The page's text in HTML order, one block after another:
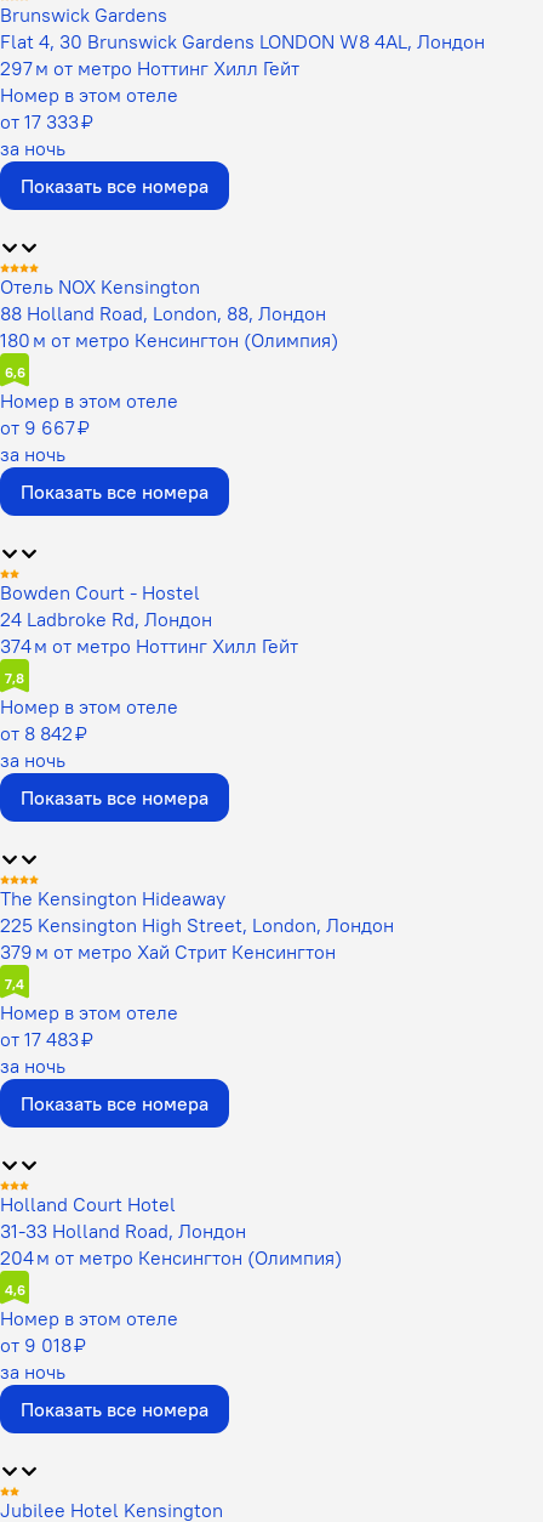
Brunswick Gardens
Flat 4, 30 Brunswick Gardens LONDON W8 4AL, Лондон
297 м от метро Ноттинг Хилл Гейт
Номер в этом отеле
от 17 333 ₽
за ночь
Показать все номера
Отель NOX Kensington
88 Holland Road, London, 88, Лондон
180 м от метро Кенсингтон (Олимпия)
6,6
Номер в этом отеле
от 9 667 ₽
за ночь
Показать все номера
Bowden Court - Hostel
24 Ladbroke Rd, Лондон
374 м от метро Ноттинг Хилл Гейт
7,8
Номер в этом отеле
от 8 842 ₽
за ночь
Показать все номера
The Kensington Hideaway
225 Kensington High Street, London, Лондон
379 м от метро Хай Стрит Кенсингтон
7,4
Номер в этом отеле
от 17 483 ₽
за ночь
Показать все номера
Holland Court Hotel
31-33 Holland Road, Лондон
204 м от метро Кенсингтон (Олимпия)
4,6
Номер в этом отеле
от 9 018 ₽
за ночь
Показать все номера
Jubilee Hotel Kensington